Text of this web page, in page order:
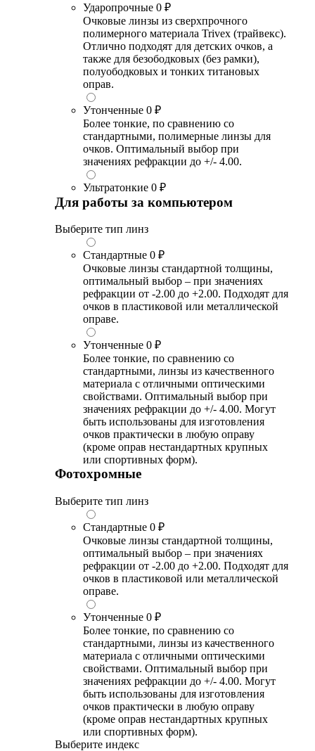
Ударопрочные 0 ₽
Очковые линзы из сверхпрочного
полимерного материала Trivex (трайвекс).
Отлично подходят для детских очков, а
также для безободковых (без рамки),
полуободковых и тонких титановых
оправ.
Утонченные 0 ₽
Более тонкие, по сравнению со
стандартными, полимерные линзы для
очков. Оптимальный выбор при
значениях рефракции до +/- 4.00.
Ультратонкие 0 ₽
Для работы за компьютером
Выберите тип линз
Стандартные 0 ₽
Очковые линзы стандартной толщины,
оптимальный выбор – при значениях
рефракции от -2.00 до +2.00. Подходят для
очков в пластиковой или металлической
оправе.
Утонченные 0 ₽
Более тонкие, по сравнению со
стандартными, линзы из качественного
материала с отличными оптическими
свойствами. Оптимальный выбор при
значениях рефракции до +/- 4.00. Могут
быть использованы для изготовления
очков практически в любую оправу
(кроме оправ нестандартных крупных
или спортивных форм).
Фотохромные
Выберите тип линз
Стандартные 0 ₽
Очковые линзы стандартной толщины,
оптимальный выбор – при значениях
рефракции от -2.00 до +2.00. Подходят для
очков в пластиковой или металлической
оправе.
Утонченные 0 ₽
Более тонкие, по сравнению со
стандартными, линзы из качественного
материала с отличными оптическими
свойствами. Оптимальный выбор при
значениях рефракции до +/- 4.00. Могут
быть использованы для изготовления
очков практически в любую оправу
(кроме оправ нестандартных крупных
или спортивных форм).
Выберите индекс